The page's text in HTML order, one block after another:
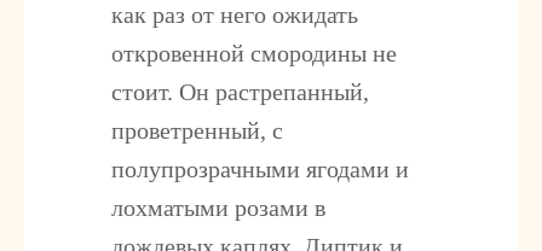
как раз от него ожидать
откровенной смородины не
стоит. Он растрепанный,
проветренный, с
полупрозрачными ягодами и
лохматыми розами в